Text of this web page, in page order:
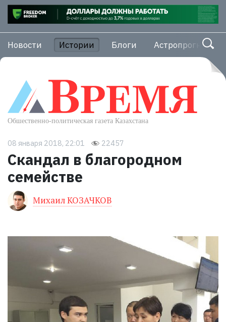
Новости Истории Блоги Астропрогноз
08 января 2018, 22:01 22457
Скандал в благородном
семействе
Михаил КОЗАЧКОВ